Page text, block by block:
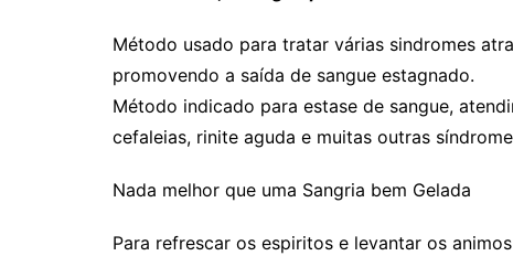
Método usado para tratar várias sindromes
promovendo a saída de sangue estagnado.
Método indicado para estase de sangue,
cefaleias, rinite aguda e muitas outras
Nada melhor que uma Sangria bem Gelada
Para refrescar os espiritos e levantar os